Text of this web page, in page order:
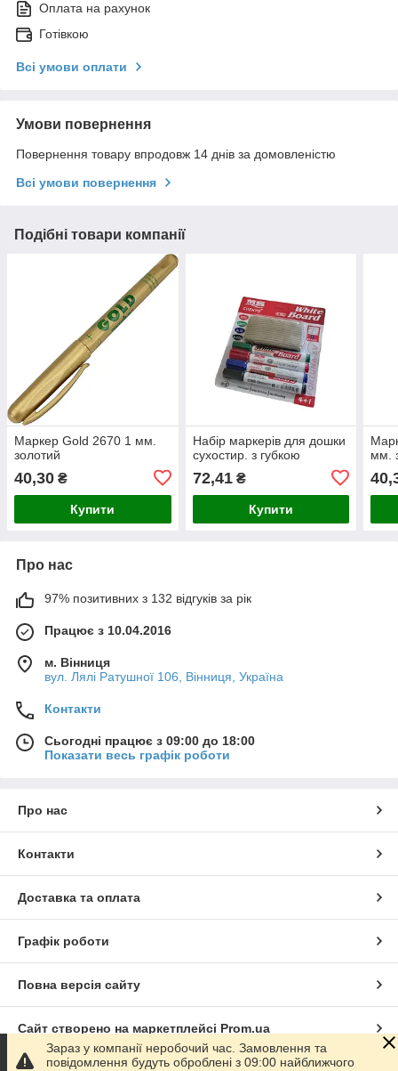
Оплата на рахунок
Готівкою
Всі умови оплати
Умови повернення
Повернення товару впродовж 14 днів за домовленістю
Всі умови повернення
Подібні товари компанії
Маркер Gold 2670 1 мм.
золотий
40,30 ₴
Купити
Набір маркерів для дошки
сухостир. з губкою
72,41₴
Купити
мм.
Про нас
97% позитивних з 132 відгуків за рік
Працює з 10.04.2016
м. Вінниця
вул. Лялі Ратушної 106, Вінниця, Україна
Контакти
Сьогодні працює з 09:00 до 18:00
Показати весь графік роботи
Про нас
Контакти
Доставка та оплата
Графік роботи
Повна версія сайту
Сайт створено на маркетплейсі Prom.ua
Зараз у компанії неробочий час. Замовлення та
повідомлення будуть оброблені з 09:00 найближчого